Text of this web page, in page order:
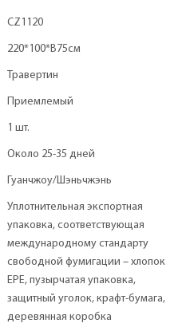
CZ1120
220*100*В75см
Травертин
Приемлемый
1 шт.
Около 25-35 дней
Гуанчжоу/Шэньчжэнь
Уплотнительная экспортная
упаковка, соответствующая
международному стандарту
свободной фумигации – хлопок
EPE, пузырчатая упаковка,
защитный уголок, крафт-бумага,
деревянная коробка